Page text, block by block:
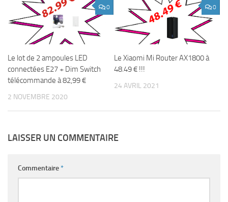
0
Le lot de 2 ampoules LED
connectées E27 + Dim Switch
télécommande à 82,99 €
2 NOVEMBRE 2020
0
Le Xiaomi Mi Router AX1800 à
48.49 € !!!
24 AVRIL 2021
LAISSER UN COMMENTAIRE
Commentaire*